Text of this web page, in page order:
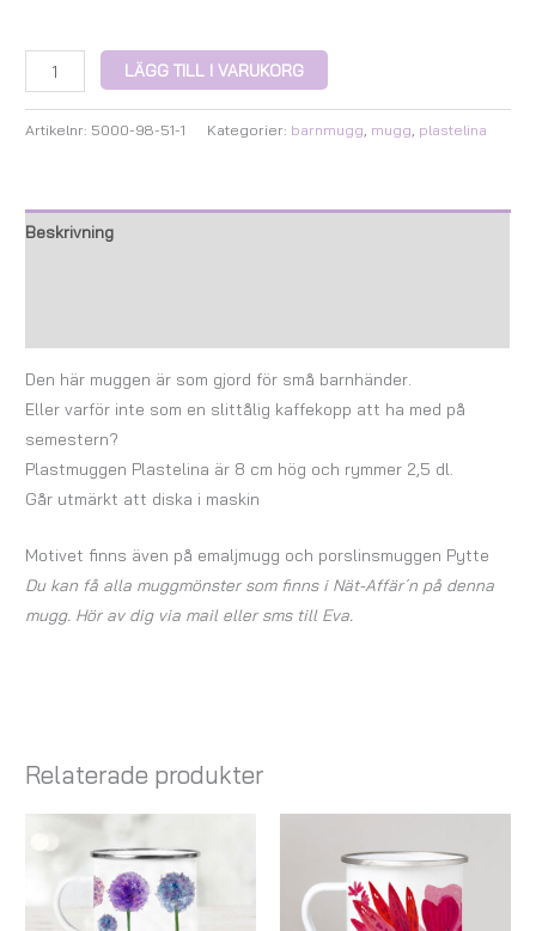
LÄGG TILL I VARUKORG
Artikelnr: 5000-98-51-1 Kategorier: barnmugg mugg plastelina
Beskrivning
Den här muggen är som gjord för små barnhänder.
Eller varför inte som en slittålig kaffekopp att ha med på
semestern?
Plastmuggen Plastelina är 8 cm hög och rymmer 2,5 dl.
Går utmärkt att diska i maskin
Motivet finns även på emaljmugg och porslinsmuggen Pytte
Du kan få alla muggmönster som finns i Nät-Affär´n på denna
mugg. Hör av dig via mail eller sms till Eva.
Relaterade produkter